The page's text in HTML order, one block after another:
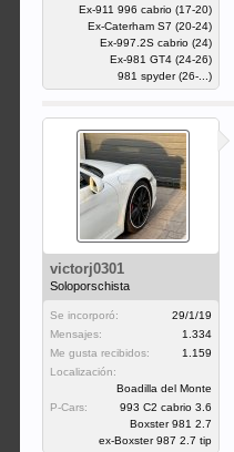
Ex-911 996 cabrio (17-20)
Ex-Caterham S7 (20-24)
Ex-997.2S cabrio (24)
Ex-981 GT4 (24-26)
981 spyder (26-...)
victorj0301
Soloporschista
Se incorporó:
29/1/19
Mensajes:
1.334
Me gusta recibidos:
1.159
Localización:
Boadilla del Monte
P-Cars:
993 C2 cabrio 3.6
Boxster 981 2.7
ex-Boxster 987 2.7 tip